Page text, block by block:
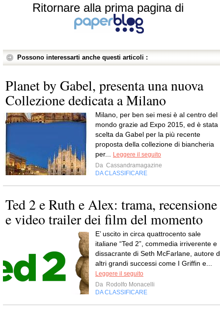
Ritornare alla prima pagina di
Possono interessarti anche questi articoli :
Planet by Gabel, presenta una nuova
Collezione dedicata a Milano
Milano, per ben sei mesi è al centro del
mondo grazie ad Expo 2015, ed è stata
scelta da Gabel per la più recente
proposta della collezione di biancheria
per...
Leggere il seguito
Da Cassandramagazine
DA CLASSIFICARE
Ted 2 e Ruth e Alex: trama, recensione
e video trailer dei film del momento
E’ uscito in circa quattrocento sale
italiane “Ted 2”, commedia irriverente e
dissacrante di Seth McFarlane, autore
altri grandi successi come I Griffin e...
Leggere il seguito
Da Rodolfo Monacelli
DA CLASSIFICARE